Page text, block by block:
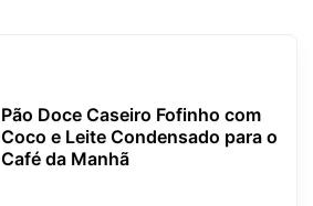
Pão Doce Caseiro Fofinho com
Coco e Leite Condensado para o
Café da Manhã